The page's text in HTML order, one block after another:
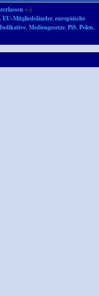
<-|
,EU-Mitgliedsländer,europäische
,Mediengesetze,PiS,Polen,